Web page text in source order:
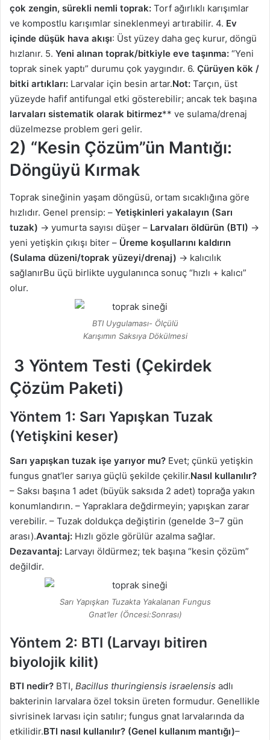
çok zengin, sürekli nemli toprak: Torf ağırlıklı karışımlar
ve kompostlu karışımlar sineklenmeyi artırabilir. 4. Ev
içinde düşük hava akışı: Üst yüzey daha geç kurur, döngü
hızlanır. 5. Yeni alınan toprak/bitkiyle eve taşınma: “Yeni
toprak sinek yaptı” durumu çok yaygındır. 6. Çürüyen kök /
bitki artıkları: Larvalar için besin artar.Not: Tarçın, üst
yüzeyde hafif antifungal etki gösterebilir; ancak tek başına
larvaları sistematik olarak bitirmez** ve sulama/drenaj
düzelmezse problem geri gelir.
2) “Kesin Çözüm”ün Mantığı:
Döngüyü Kırmak
Toprak sineğinin yaşam döngüsü, ortam sıcaklığına göre
hızlıdır. Genel prensip: – Yetişkinleri yakalayın (Sarı
tuzak) → yumurta sayısı düşer – Larvaları öldürün (BTI) →
yeni yetişkin çıkışı biter – Üreme koşullarını kaldırın
(Sulama düzeni/toprak yüzeyi/drenaj) → kalıcılık
sağlanırBu üçü birlikte uygulanınca sonuç “hızlı + kalıcı”
olur.
BTI Uygulaması- Ölçülü
Karışımın Saksıya Dökülmesi
3 Yöntem Testi (Çekirdek
Çözüm Paketi)
Yöntem 1: Sarı Yapışkan Tuzak
(Yetişkini keser)
Sarı yapışkan tuzak işe yarıyor mu? Evet; çünkü yetişkin
fungus gnat’ler sarıya güçlü şekilde çekilir.Nasıl kullanılır?
– Saksı başına 1 adet (büyük saksıda 2 adet) toprağa yakın
konumlandırın. – Yapraklara değdirmeyin; yapışkan zarar
verebilir. – Tuzak doldukça değiştirin (genelde 3–7 gün
arası).Avantaj: Hızlı gözle görülür azalma sağlar.
Dezavantaj: Larvayı öldürmez; tek başına “kesin çözüm”
değildir.
Sarı Yapışkan Tuzakta Yakalanan Fungus
Gnat’ler (Öncesi:Sonrası)
Yöntem 2: BTI (Larvayı bitiren
biyolojik kilit)
BTI nedir? BTI, Bacillus thuringiensis israelensis adlı
bakterinin larvalara özel toksin üreten formudur. Genellikle
sivrisinek larvası için satılır; fungus gnat larvalarında da
etkilidir.BTI nasıl kullanılır? (Genel kullanım mantığı)–